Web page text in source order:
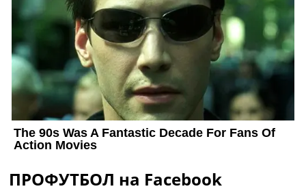
ПРОФУТБОЛ на Facebook